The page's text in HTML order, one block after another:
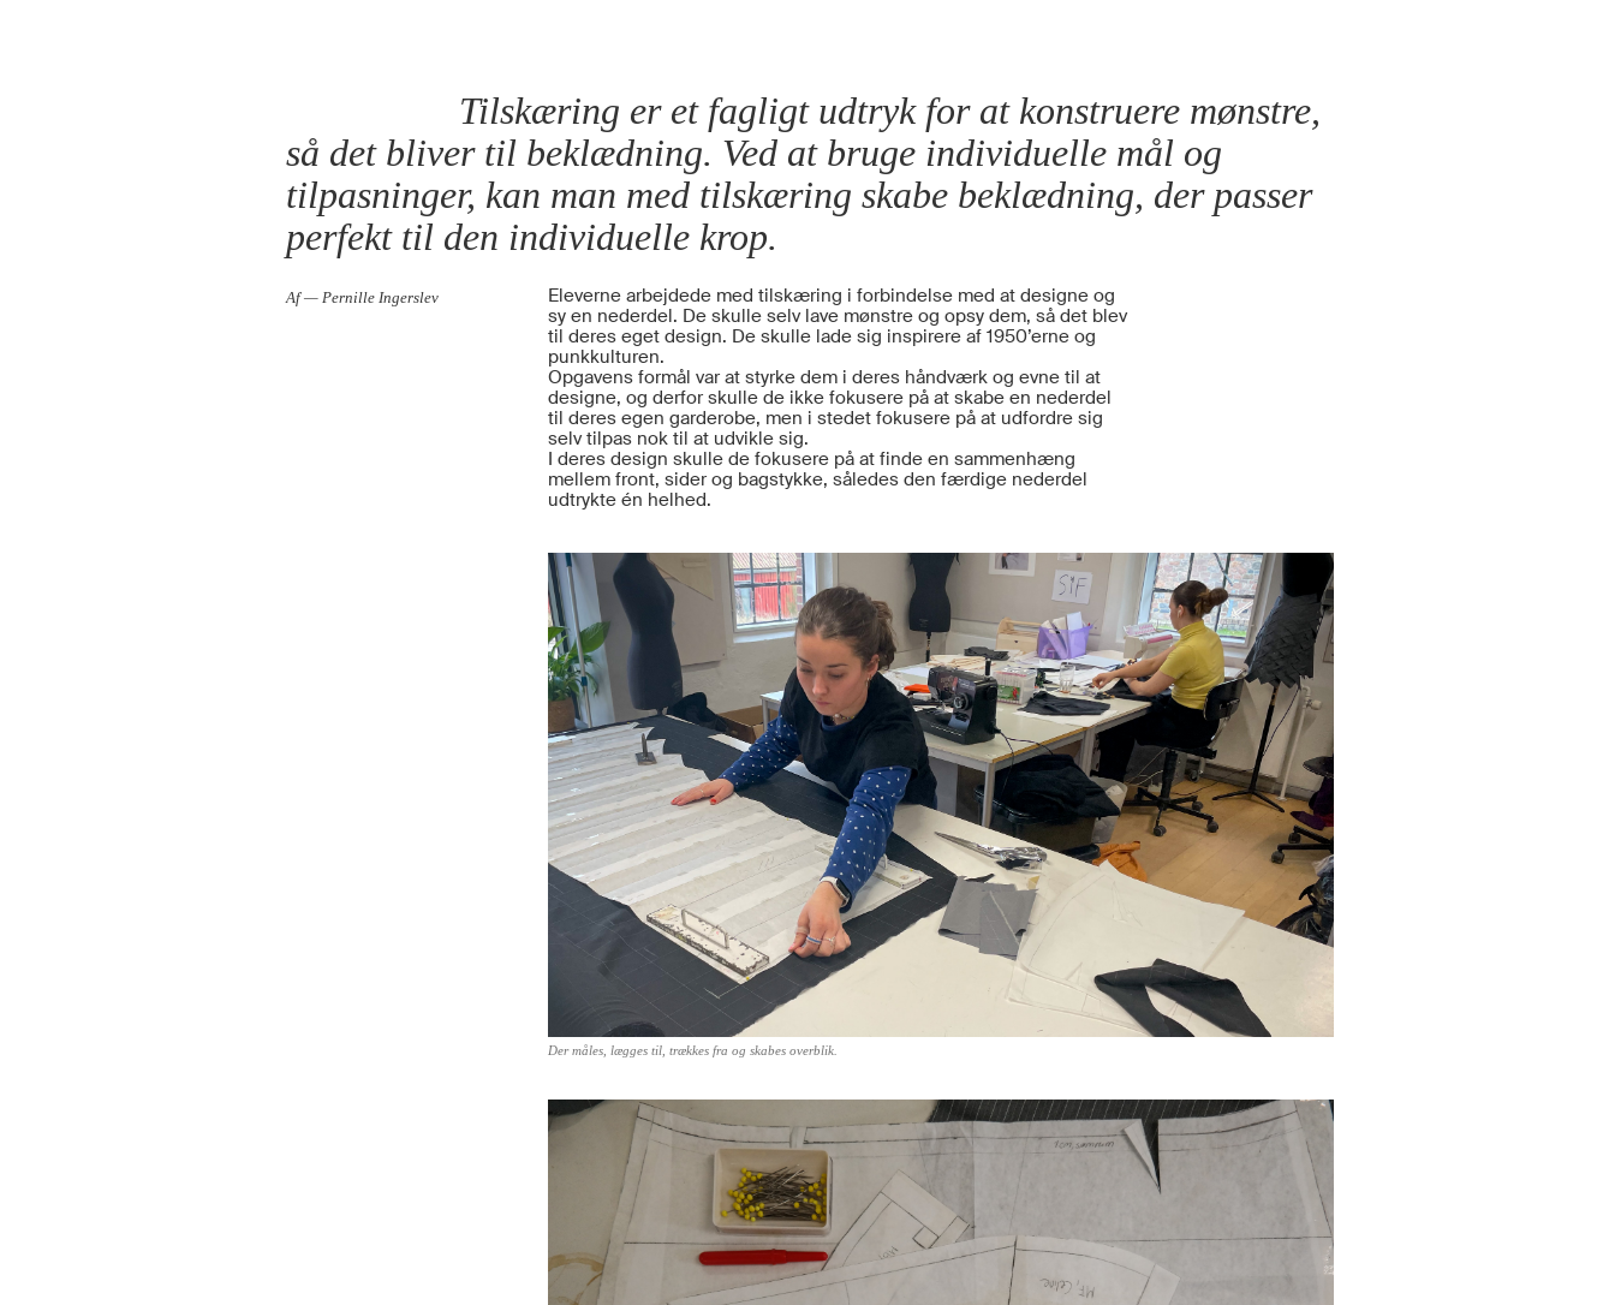
Tilskæring er et fagligt udtryk for at konstruere mønstre,
så det bliver til beklædning. Ved at bruge individuelle mål og
tilpasninger, kan man med tilskæring skabe beklædning, der passer
perfekt til den individuelle krop.
Af — Pernille Ingerslev
Eleverne arbejdede med tilskæring i forbindelse med at designe og
sy en nederdel. De skulle selv lave mønstre og opsy dem, så det blev
til deres eget design. De skulle lade sig inspirere af 1950’erne og
punkkulturen.
Opgavens formål var at styrke dem i deres håndværk og evne til at
designe, og derfor skulle de ikke fokusere på at skabe en nederdel
til deres egen garderobe, men i stedet fokusere på at udfordre sig
selv tilpas nok til at udvikle sig.
I deres design skulle de fokusere på at finde en sammenhæng
mellem front, sider og bagstykke, således den færdige nederdel
udtrykte én helhed.
Der måles, lægges til, trækkes fra og skabes overblik.